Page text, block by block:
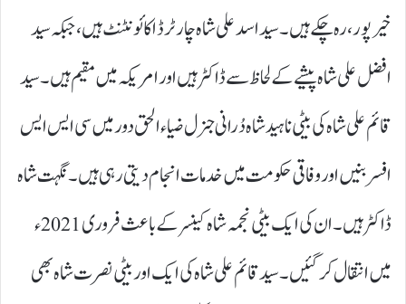
خیرپور، رہ چکے ہیں۔ سید اسد علی شاہ چارٹرڈ اکائونٹنٹ ہیں، جبکہ سید
افضل علی شاہ پیشے کے لحاظ سے ڈاکٹر ہیں اور امریکہ میں مقیم ہیں۔ سید
قائم علی شاہ کی بیٹی ناہید شاہ دُرانی جنرل ضیاء الحق دور میں سی ایس ایس
افسر بنیں اور وفاقی حکومت میں خدمات انجام دیتی رہی ہیں۔ نگہت شاہ
ڈاکٹر ہیں۔ ان کی ایک بیٹی نجمہ شاہ کینسر کے باعث فروری 2021ء
میں انتقال کر گئیں۔ سید قائم علی شاہ کی ایک اور بیٹی نصرت شاہ بھی